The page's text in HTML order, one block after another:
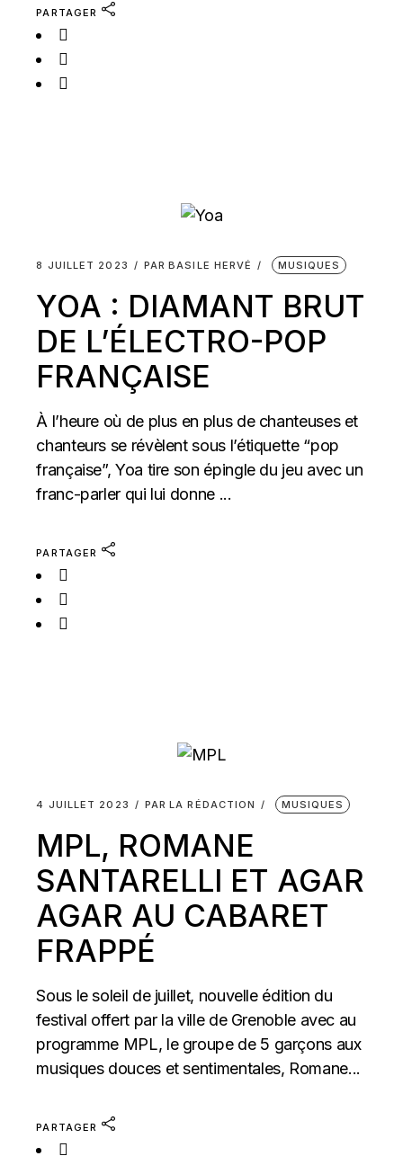
PARTAGER
8 JUILLET 2023 PAR BASILE HERVÉ MUSIQUES
YOA : DIAMANT BRUT
DE L’ÉLECTRO-POP
FRANÇAISE
À l’heure où de plus en plus de chanteuses et
chanteurs se révèlent sous l’étiquette “pop
française”, Yoa tire son épingle du jeu avec un
franc-parler qui lui donne ...
PARTAGER
4 JUILLET 2023 PAR LA RÉDACTION MUSIQUES
MPL, ROMANE
SANTARELLI ET AGAR
AGAR AU CABARET
FRAPPÉ
Sous le soleil de juillet, nouvelle édition du
festival offert par la ville de Grenoble avec au
programme MPL, le groupe de 5 garçons aux
musiques douces et sentimentales, Romane...
PARTAGER